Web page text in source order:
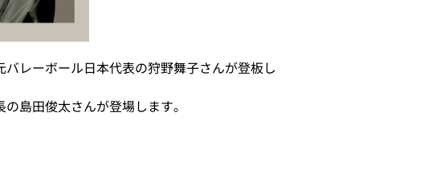
レーボール日本代表の狩野舞子さんが登板し
島田俊太さんが登場します。